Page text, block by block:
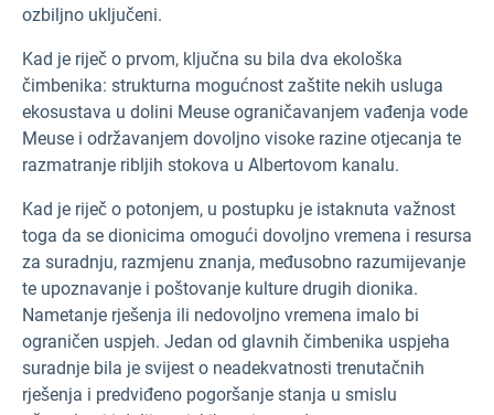
ozbiljno uključeni.
Kad je riječ o prvom, ključna su bila dva ekološka
čimbenika: strukturna mogućnost zaštite nekih usluga
ekosustava u dolini Meuse ograničavanjem vađenja vode
Meuse i održavanjem dovoljno visoke razine otjecanja te
razmatranje ribljih stokova u Albertovom kanalu.
Kad je riječ o potonjem, u postupku je istaknuta važnost
toga da se dionicima omogući dovoljno vremena i resursa
za suradnju, razmjenu znanja, međusobno razumijevanje
te upoznavanje i poštovanje kulture drugih dionika.
Nametanje rješenja ili nedovoljno vremena imalo bi
ograničen uspjeh. Jedan od glavnih čimbenika uspjeha
suradnje bila je svijest o neadekvatnosti trenutačnih
rješenja i predviđeno pogoršanje stanja u smislu